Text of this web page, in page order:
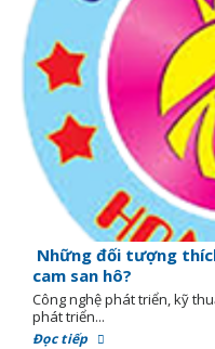
Những đối tượng
cam san hô?
Công nghệ phát triển, kỹ
phát triển...
Đọc tiếp